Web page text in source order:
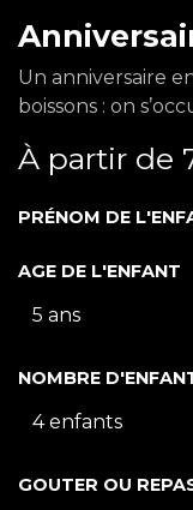
Un anniversaire
boissons : on
À partir de
PRÉNOM DE
AGE DE L'ENFANT
NOMBRE
GOUTER OU